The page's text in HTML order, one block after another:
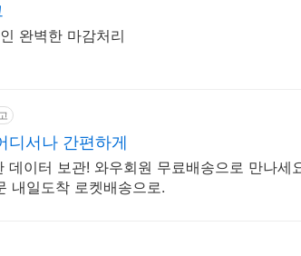
완벽한 마감처리
디서나 간편하게
데이터 보관! 와우회원 무료배송으로 만나세
내일도착 로켓배송으로.